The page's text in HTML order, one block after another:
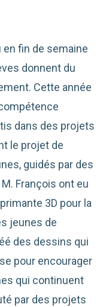
en fin de semaine
donnent du
Cette année
dans des projets
le projet de
guidés par des
François ont eu
3D pour la
jeunes de
des dessins qui
pour encourager
qui continuent
par des projets